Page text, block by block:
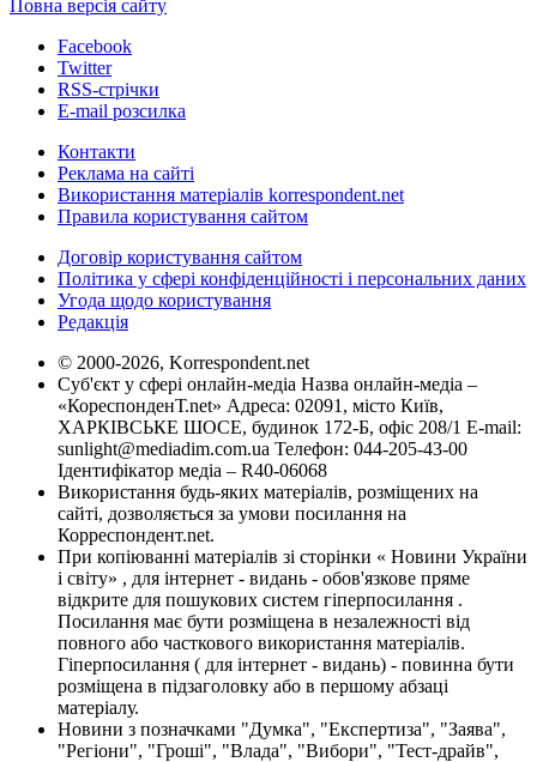
Повна версія сайту
Facebook
Twitter
RSS-стрічки
E-mail розсилка
Контакти
Реклама на сайті
Використання матеріалів korrespondent.net
Правила користування сайтом
Договір користування сайтом
Політика у сфері конфіденційності і персональних даних
Угода щодо користування
Редакція
© 2000-2026, Korrespondent.net
Суб'єкт у сфері онлайн-медіа Назва онлайн-медіа –
«КореспонденТ.net» Адреса: 02091, місто Київ,
ХАРКІВСЬКЕ ШОСЕ, будинок 172-Б, офіс 208/1 E-mail:
sunlight@mediadim.com.ua Телефон: 044-205-43-00
Ідентифікатор медіа – R40-06068
Використання будь-яких матеріалів, розміщених на
сайті, дозволяється за умови посилання на
Корреспондент.net.
При копіюванні матеріалів зі сторінки « Новини України
і світу» , для інтернет - видань - обов'язкове пряме
відкрите для пошукових систем гіперпосилання .
Посилання має бути розміщена в незалежності від
повного або часткового використання матеріалів.
Гіперпосилання ( для інтернет - видань) - повинна бути
розміщена в підзаголовку або в першому абзаці
матеріалу.
Новини з позначками "Думка", "Експертиза", "Заява",
"Регіони", "Гроші", "Влада", "Вибори", "Тест-драйв",